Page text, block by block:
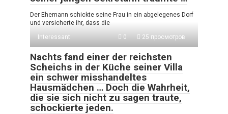
Der Ehemann schickte seine Frau in ein abgelegenes Dorf
und versicherte ihr, dass die
Interessant
0 25 просмотров
Nachts fand einer der reichsten
Scheichs in der Küche seiner Villa
ein schwer misshandeltes
Hausmädchen … Doch die Wahrheit,
die sie sich nicht zu sagen traute,
schockierte jeden.